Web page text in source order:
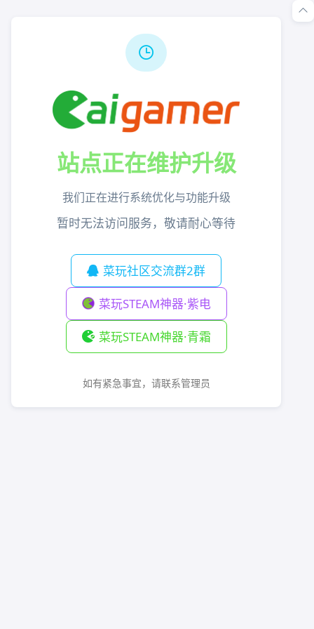
站点正在维护升级
我们正在进行系统优化与功能升级
暂时无法访问服务，敬请耐心等待
菜玩社区交流群2群
菜玩STEAM神器·紫电
菜玩STEAM神器·青霜
如有紧急事宜，请联系管理员